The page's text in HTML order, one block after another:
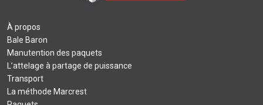
À propos
Bale Baron
Manutention des paquets
L’attelage à partage de puissance
Transport
La méthode Marcrest